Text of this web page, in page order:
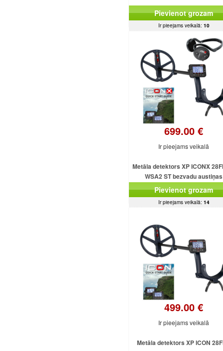
Pievienot grozam
Ir pieejams veikalā: 10
699.00 €
Ir pieejams veikalā
Metāla detektors XP ICONX
WSA2 ST bezvadu austiņas
Pievienot grozam
Ir pieejams veikalā: 14
499.00 €
Ir pieejams veikalā
Metāla detektors XP ICON